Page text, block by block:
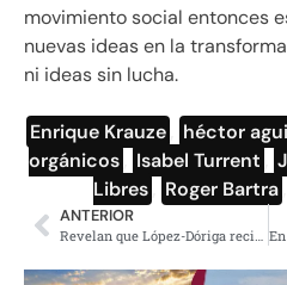
movimiento social entonces
nuevas ideas en la
ni ideas sin lucha.
Enrique Krauze héctor
orgánicos
Isabel Turrent
Libres
Roger Bartra
ANTERIOR
Revelan que López-Dóriga recibía pagos millonarios del IMSS